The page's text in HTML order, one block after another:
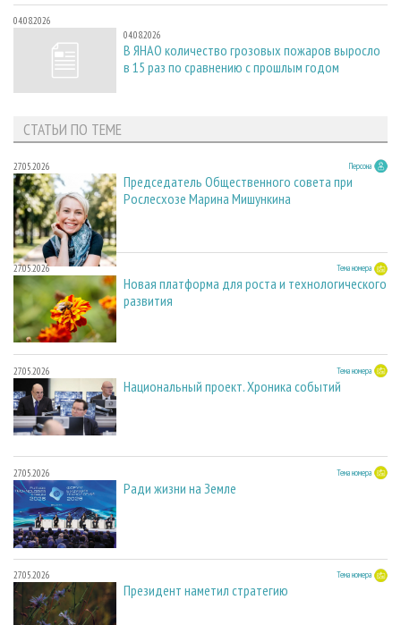
04.08.2026
04.08.2026
В ЯНАО количество грозовых пожаров выросло
в 15 раз по сравнению с прошлым годом
СТАТЬИ ПО ТЕМЕ
27.05.2026 Персона
Председатель Общественного совета при
Рослесхозе Марина Мишункина
27.05.2026 Тема номера
Новая платформа для роста и технологического
развития
27.05.2026 Тема номера
Национальный проект. Хроника событий
27.05.2026 Тема номера
Ради жизни на Земле
27.05.2026 Тема номера
Президент наметил стратегию